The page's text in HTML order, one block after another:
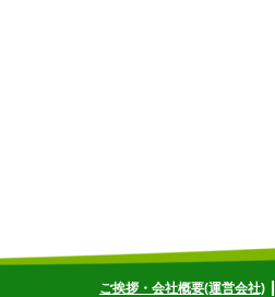
ご挨拶・会社概要(運営会社)